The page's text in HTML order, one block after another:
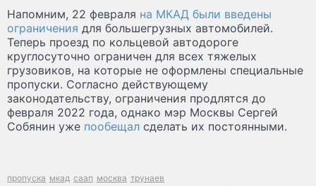
Напомним, 22 февраля на МКАД были введены
ограничения для большегрузных автомобилей.
Теперь проезд по кольцевой автодороге
круглосуточно ограничен для всех тяжелых
грузовиков, на которые не оформлены специальные
пропуски. Согласно действующему
законодательству, ограничения продлятся до
февраля 2022 года, однако мэр Москвы Сергей
Собянин уже пообещал сделать их постоянными.
пропуска мкад саап москва трунаев